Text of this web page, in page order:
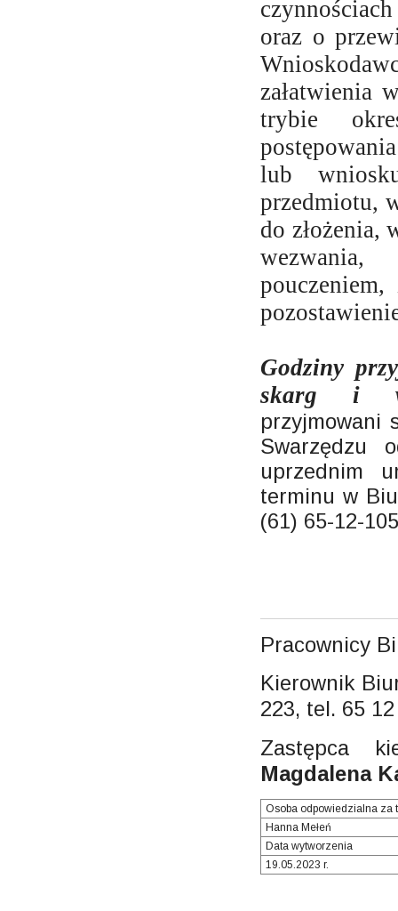
oraz o
załatwienia
trybie
lub
przedmiotu,
do złożenia,
Godziny
skarg i
przyjmowani
Swarzędzu
uprzednim
terminu w
(61) 65-12-
Pracownicy
Kierownik
223, tel. 65
Zastępca
Magdalena
Osoba odpowiedzialna za
Hanna Mełeń
Data wytworzenia
19.05.2023 r.